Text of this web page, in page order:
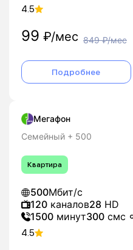
4.5
99 ₽/мес 849₽/мес
Подробнее
Мегафон
Семейный + 500
Квартира
500Мбит/с
120 каналов28 HD
1500 минут300 смс
4.5